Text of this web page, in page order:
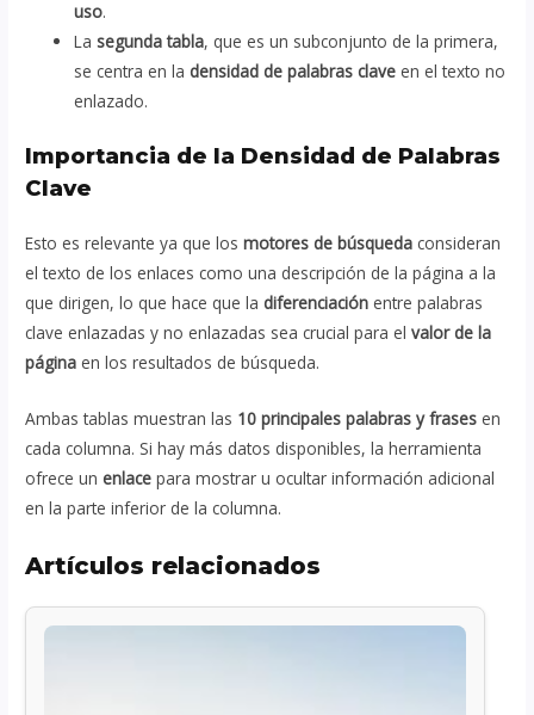
uso.
Lasegunda tabla, que es un subconjunto de la primera,
se centra en la densidad de palabras clave en el texto no
enlazado.
Importancia de la Densidad de Palabras
Clave
Esto es relevante ya que losmotores de búsqueda consideran
el texto de los enlaces como una descripción de la página a la
que dirigen, lo que hace que la diferenciación entre palabras
clave enlazadas y no enlazadas sea crucial para elvalor de la
página en los resultados de búsqueda.
Ambas tablas muestran las 10 principales palabras y frases en
cada columna. Si hay más datos disponibles, la herramienta
ofrece unenlace para mostrar u ocultar información adicional
en la parte inferior de la columna.
Artículos relacionados